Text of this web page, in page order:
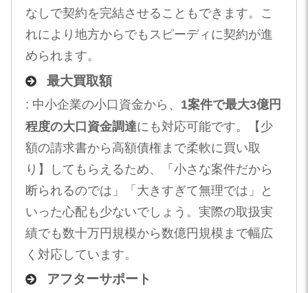
なしで契約を完結させることもできます。こ
れにより地方からでもスピーディに契約が進
められます。
最大買取額
: 中小企業の小口資金から、 1案件で最大3億円
程度の大口資金調達にも対応可能です。【少
額の請求書から高額債権まで柔軟に買い取
り】してもらえるため、「小さな案件だから
断られるのでは」「大きすぎて無理では」と
いった心配も少ないでしょう。実際の取扱実
績でも数十万円規模から数億円規模まで幅広
く対応しています。
アフターサポート